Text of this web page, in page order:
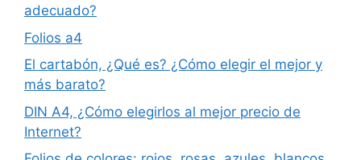
adecuado?
Folios a4
El cartabón, ¿Qué es? ¿Cómo elegir el mejor y
más barato?
DIN A4, ¿Cómo elegirlos al mejor precio de
Internet?